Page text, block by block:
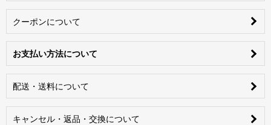
クーポンについて
お支払い方法について
配送・送料について
キャンセル・返品・交換について